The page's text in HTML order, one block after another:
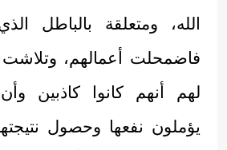
الله، ومتعلقة بالباطل
فاضمحلت أعمالهم، وتلاشت
لهم أنهم كانوا كاذبين
يؤملون نفعها وحصول